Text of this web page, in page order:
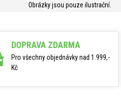
Obrázky jsou pouze ilustrační.
DOPRAVA ZDARMA
Pro všechny objednávky nad 1.999,-
Kč